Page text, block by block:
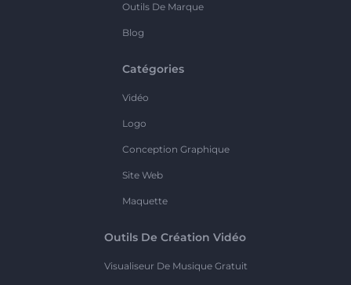
Outils De Marque
Blog
Catégories
Vidéo
Logo
Conception Graphique
Site Web
Maquette
Outils De Création Vidéo
Visualiseur De Musique Gratuit